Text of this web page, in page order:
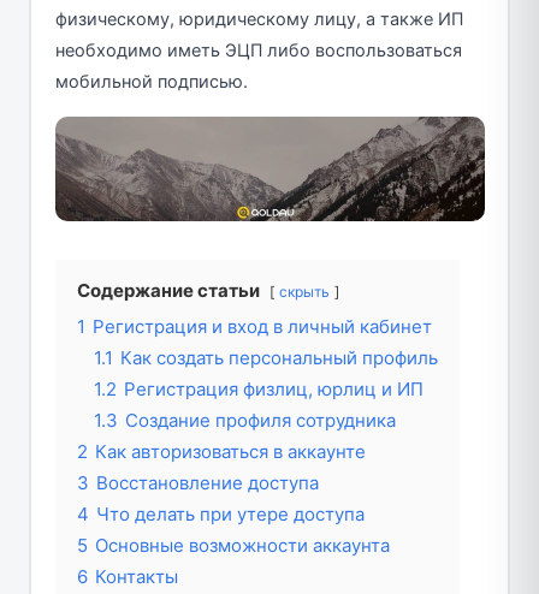
физическому, юридическому лицу, а также ИП
необходимо иметь ЭЦП либо воспользоваться
мобильной подписью.
Содержание статьи скрыть
1 Регистрация и вход в личный кабинет
1.1 Как создать персональный профиль
1.2 Регистрация физлиц, юрлиц и ИП
1.3 Создание профиля сотрудника
2 Как авторизоваться в аккаунте
3 Восстановление доступа
4 Что делать при утере доступа
5 Основные возможности аккаунта
6 Контакты